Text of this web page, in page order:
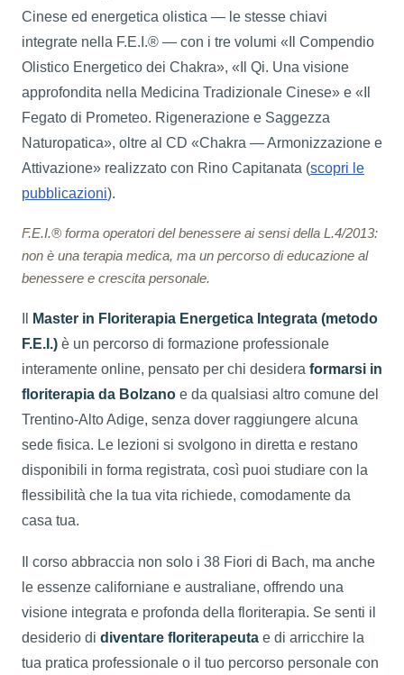
Cinese ed energetica olistica — le stesse chiavi
integrate nella F.E.I.® — con i tre volumi «Il Compendio
Olistico Energetico dei Chakra», «Il Qi. Una visione
approfondita nella Medicina Tradizionale Cinese» e «Il
Fegato di Prometeo. Rigenerazione e Saggezza
Naturopatica», oltre al CD «Chakra — Armonizzazione e
Attivazione» realizzato con Rino Capitanata (scopri le
pubblicazioni).
F.E.I.® forma operatori del benessere ai sensi della L.4/2013:
non è una terapia medica, ma un percorso di educazione al
benessere e crescita personale.
Master in Floriterapia Energetica Integrata (metodo
F.E.I.) è un percorso di formazione professionale
interamente online, pensato per chi desidera formarsi in
floriterapia da Bolzano e da qualsiasi altro comune del
Trentino-Alto Adige, senza dover raggiungere alcuna
sede fisica. Le lezioni si svolgono in diretta e restano
disponibili in forma registrata, così puoi studiare con la
flessibilità che la tua vita richiede, comodamente da
casa tua.
Il corso abbraccia non solo i 38 Fiori di Bach, ma anche
le essenze californiane e australiane, offrendo una
visione integrata e profonda della floriterapia. Se senti il
desiderio di diventare floriterapeuta e di arricchire la
tua pratica professionale o il tuo percorso personale con